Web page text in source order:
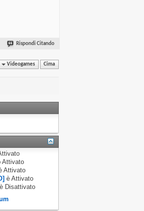
Rispondi Citando
Videogames Cima
Attivato
Attivato
èAttivato
Disattivato